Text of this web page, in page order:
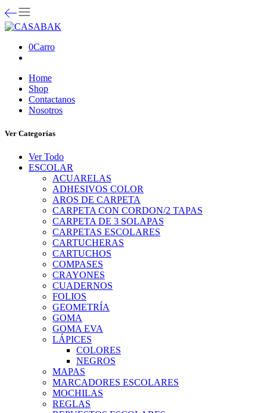
0Carro
Home
Shop
Contactanos
Nosotros
Ver Categorías
Ver Todo
ESCOLAR
ACUARELAS
ADHESIVOS COLOR
AROS DE CARPETA
CARPETA CON CORDON/2 TAPAS
CARPETA DE 3 SOLAPAS
CARPETAS ESCOLARES
CARTUCHERAS
CARTUCHOS
COMPASES
CRAYONES
CUADERNOS
FOLIOS
GEOMETRÍA
GOMA
GOMA EVA
LÁPICES
COLORES
NEGROS
MAPAS
MARCADORES ESCOLARES
MOCHILAS
REGLAS